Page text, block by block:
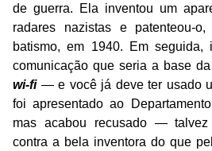
de guerra. Ela inventou um
radares nazistas e patenteou-
batismo, em 1940. Em seguida,
comunicação que seria a base da
wi-fi— e você já deve ter usado
foi apresentado ao
mas acabou recusado —
contra a bela inventora do que